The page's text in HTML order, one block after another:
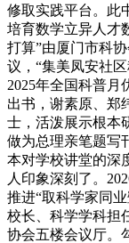
修取实践平台。此
培育数学立异人才
打算”由厦门市科
议，“集美凤安社
2025年全国科普月
出书，谢素原、郑
士，活泼展示根本
做为总理亲笔题写
本对学校讲堂的深
人印象深刻了。
推进“取科学家同
校长、科学学科担
协会五楼会议厅。